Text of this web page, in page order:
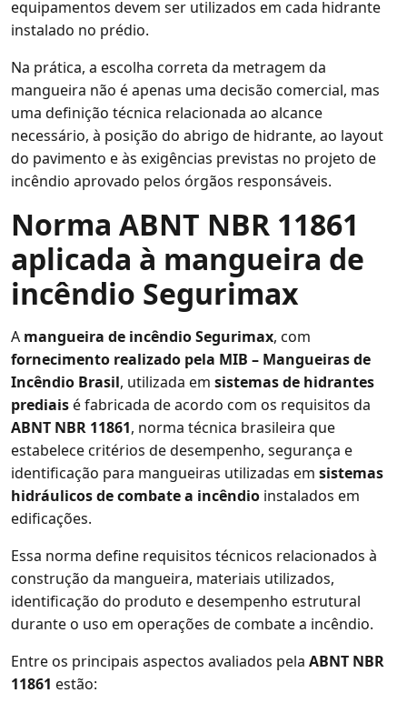
equipamentos devem ser utilizados em cada hidrante
instalado no prédio.
Na prática, a escolha correta da metragem da
mangueira não é apenas uma decisão comercial, mas
uma definição técnica relacionada ao alcance
necessário, à posição do abrigo de hidrante, ao layout
do pavimento e às exigências previstas no projeto de
incêndio aprovado pelos órgãos responsáveis.
Norma ABNT NBR 11861
aplicada à mangueira de
incêndio Segurimax
A mangueira de incêndio Segurimax, com
fornecimento realizado pela MIB – Mangueiras de
Incêndio Brasil, utilizada em sistemas de hidrantes
prediaisé fabricada de acordo com os requisitos da
ABNT NBR 11861, norma técnica brasileira que
estabelece critérios de desempenho, segurança e
identificação para mangueiras utilizadas em sistemas
hidráulicos de combate a incêndio instalados em
edificações.
Essa norma define requisitos técnicos relacionados à
construção da mangueira, materiais utilizados,
identificação do produto e desempenho estrutural
durante o uso em operações de combate a incêndio.
Entre os principais aspectos avaliados pela ABNT NBR
11861 estão: